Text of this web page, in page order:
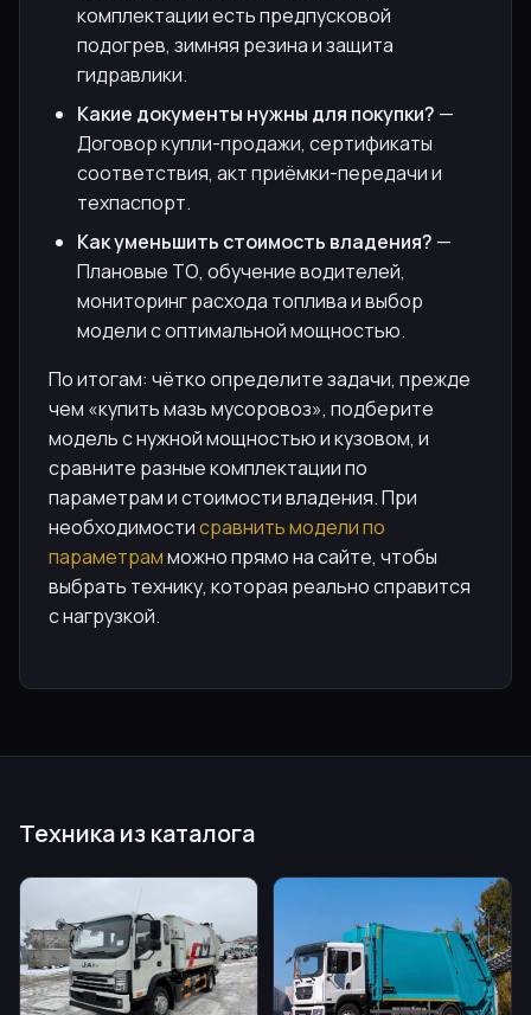
комплектации есть предпусковой
подогрев, зимняя резина и защита
гидравлики.
Какие документы нужны для покупки? —
Договор купли-продажи, сертификаты
соответствия, акт приёмки-передачи и
техпаспорт.
Как уменьшить стоимость владения? —
Плановые ТО, обучение водителей,
мониторинг расхода топлива и выбор
модели с оптимальной мощностью.
По итогам: чётко определите задачи, прежде
чем «купить мазь мусоровоз», подберите
модель с нужной мощностью и кузовом, и
сравните разные комплектации по
параметрам и стоимости владения. При
необходимостисравнить модели по
параметрамможно прямо на сайте, чтобы
выбрать технику, которая реально справится
с нагрузкой.
Техника из каталога